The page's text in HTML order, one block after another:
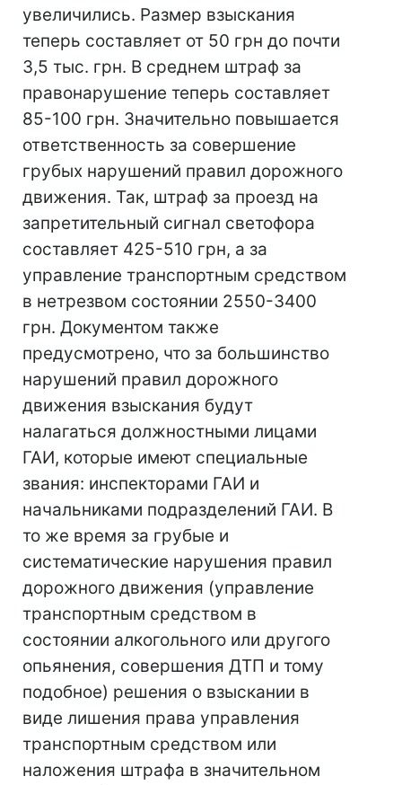
увеличились. Размер взыскания
теперь составляет от 50 грн до почти
3,5 тыс. грн. В среднем штраф за
правонарушение теперь составляет
85-100 грн. Значительно повышается
ответственность за совершение
грубых нарушений правил дорожного
движения. Так, штраф за проезд на
запретительный сигнал светофора
составляет 425-510 грн, а за
управление транспортным средством
в нетрезвом состоянии 2550-3400
грн. Документом также
предусмотрено, что за большинство
нарушений правил дорожного
движения взыскания будут
налагаться должностными лицами
ГАИ, которые имеют специальные
звания: инспекторами ГАИ и
начальниками подразделений ГАИ. В
то же время за грубые и
систематические нарушения правил
дорожного движения (управление
транспортным средством в
состоянии алкогольного или другого
опьянения, совершения ДТП и тому
подобное) решения о взыскании в
виде лишения права управления
транспортным средством или
наложения штрафа в значительном